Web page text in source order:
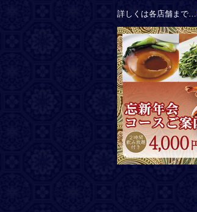
詳しくは各店舗まで…